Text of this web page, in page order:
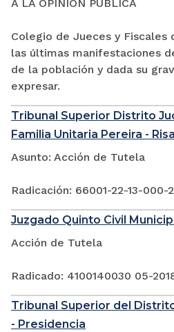
A LA OPINIÓN PÚBLICA
Colegio de Jueces y Fiscales
las últimas manifestaciones
de la población y dada su
expresar.
Tribunal Superior Distrito
Familia Unitaria Pereira -
Asunto: Acción de Tutela
Radicación: 66001-22-13-000-
Juzgado Quinto Civil
Acción de Tutela
Radicado: 4100140030 05-
Tribunal Superior del
- Presidencia